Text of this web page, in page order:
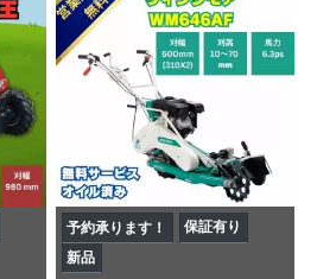
予約承ります！
保証有り
新品